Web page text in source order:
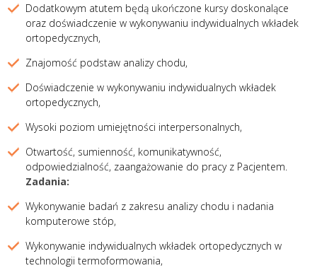
Dodatkowym atutem będą ukończone kursy doskonalące
oraz doświadczenie w wykonywaniu indywidualnych wkładek
ortopedycznych,
Znajomość podstaw analizy chodu,
Doświadczenie w wykonywaniu indywidualnych wkładek
ortopedycznych,
Wysoki poziom umiejętności interpersonalnych,
Otwartość, sumienność, komunikatywność,
odpowiedzialność, zaangażowanie do pracy z Pacjentem.
Zadania:
Wykonywanie badań z zakresu analizy chodu i nadania
komputerowe stóp,
Wykonywanie indywidualnych wkładek ortopedycznych w
technologii termoformowania,